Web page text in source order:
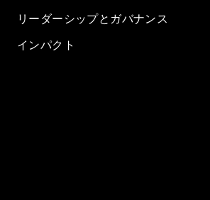
リーダーシップとガバナンス
インパクト